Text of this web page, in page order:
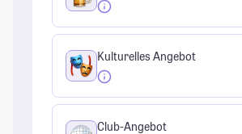
Kulturelles Angebot
Club-Angebot